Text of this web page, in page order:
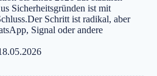
Sicherheitsgründen ist mit
Schritt ist radikal, aber
Signal oder andere